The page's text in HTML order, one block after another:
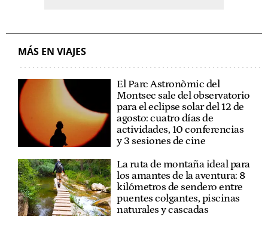
MÁS EN VIAJES
El Parc Astronòmic del
Montsec sale del observatorio
para el eclipse solar del 12 de
agosto: cuatro días de
actividades, 10 conferencias
y 3 sesiones de cine
La ruta de montaña ideal para
los amantes de la aventura: 8
kilómetros de sendero entre
puentes colgantes, piscinas
naturales y cascadas